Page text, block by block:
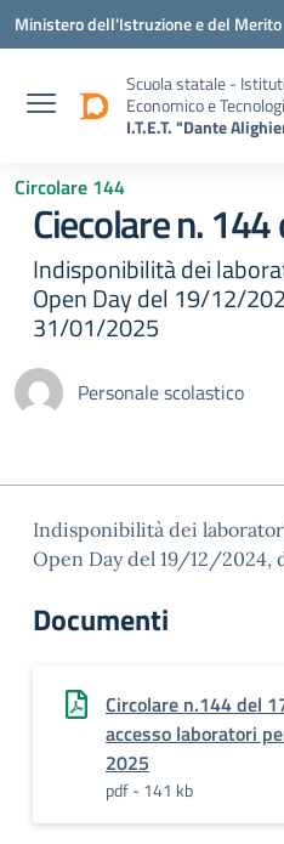
Vai ai contenuti
Vai al menu di navigazione
Vai al footer
Ministero dell'Istruzione e del Merito
Scuola statale -
Economico e
I.T.E.T. "Dante
Circolare 144
Ciecolare n.
Indisponibilità dei
Open Day del 19/12/
31/01/2025
Personale scolastico
Indisponibilità dei
Open Day del 19/12/2024,
Documenti
Circolare n.144 del
accesso laboratori
2025
pdf - 141 kb